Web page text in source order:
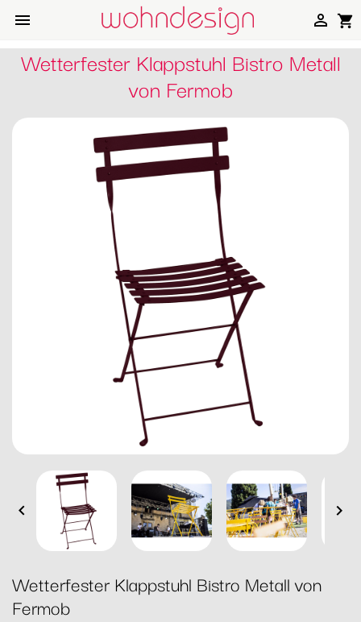
 shopping_cart

Wetterfester Klappstuhl Bistro Metall
von Fermob
 
Wetterfester Klappstuhl Bistro Metall von
Fermob